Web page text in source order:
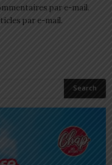
par e-mail.
par e-mail.